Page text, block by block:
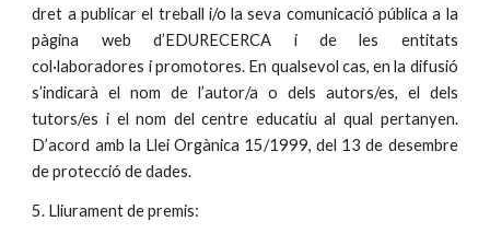
dret a publicar el treball i/o la seva comunicació pública a la
pàgina web d’EDURECERCA i de les entitats
col·laboradores i promotores. En qualsevol cas, en la difusió
s’indicarà el nom de l’autor/a o dels autors/es, el dels
tutors/es i el nom del centre educatiu al qual pertanyen.
D’acord amb la Llei Orgànica 15/1999, del 13 de desembre
de protecció de dades.
5. Lliurament de premis: